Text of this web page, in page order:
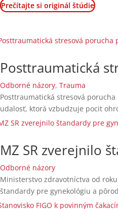
Prečítajte si originál štúdie
Posttraumatická
Odborné názory, Trauma
Posttraumatická stresová
udalosť, ktorá vzbudzuje pocit
MZ SR zverejnilo
Odborné názory
Ministerstvo zdravotníctva od
štandardy pre gynekológiu a